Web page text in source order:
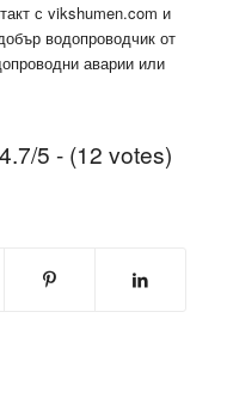
с vikshumen.com и
водопроводчик от
аварии или
4.7/5 - (12 votes)